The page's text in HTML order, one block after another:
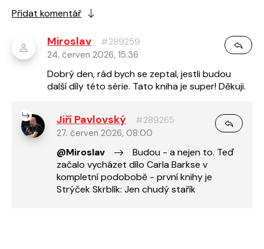
Přidat komentář
Miroslav
#289259
24. červen 2026, 15:36
Dobrý den, rád bych se zeptal, jestli budou
další díly této série. Tato kniha je super! Děkuji.
Jiří Pavlovský
#289265
27. červen 2026, 08:00
@Miroslav
Budou - a nejen to. Teď
začalo vycházet dílo Carla Barkse v
kompletní podobobě - první knihy je
Strýček Skrblík: Jen chudý stařík